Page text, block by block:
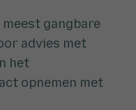
gangbare
advies met
het
opnemen met